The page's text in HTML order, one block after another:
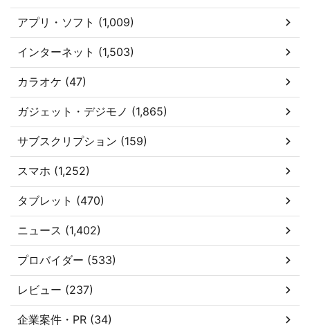
アプリ・ソフト (1,009)
インターネット (1,503)
カラオケ (47)
ガジェット・デジモノ (1,865)
サブスクリプション (159)
スマホ (1,252)
タブレット (470)
ニュース (1,402)
プロバイダー (533)
レビュー (237)
企業案件・PR (34)